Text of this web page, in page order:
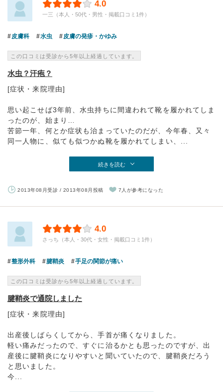
4.0
一三（本人・50代・男性・掲載口コミ1件）
皮膚科 水虫 皮膚の発疹・かゆみ
この口コミは受診から5年以上経過しています。
水虫？汗疱？
[症状・来院理由]
思い起こせば3年前、水虫持ちに間違われて靴を履かれてしま
ったのが、始まり…
苦節一年、何とか症状も治まっていたのだが、今年春、又々
同一人物に、似ても似つかぬ靴を履かれてしまい、...
続きを読む
2013年08月受診 / 2013年08月投稿 7人が参考になった
4.0
さっち（本人・30代・女性・掲載口コミ1件）
整形外科 腱鞘炎 手足の関節が痛い
この口コミは受診から5年以上経過しています。
腱鞘炎で通院しました
[症状・来院理由]
出産後しばらくしてから、手首が痛くなりました。
軽い痛みだったので、すぐに治るかとも思ったのですが、出
産後に腱鞘炎になりやすいと聞いていたので、腱鞘炎だろう
と思いました。
今...